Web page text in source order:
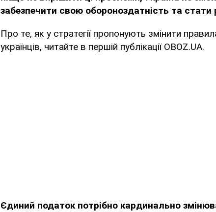
забезпечити свою обороноздатність та
Про те, як у стратегії пропонують змінити
українців, читайте в першій публікації OBOZ.UA.
Єдиний податок потрібно кардинально